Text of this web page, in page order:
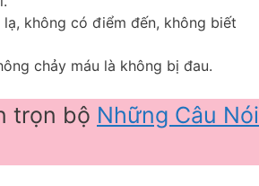
không có điểm đến, không biết
chảy máu là không bị đau.
trọn bộ Những Câu Nói